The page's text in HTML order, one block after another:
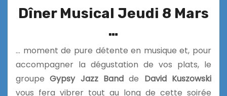
Dîner Musical Jeudi 8 Mars
…
… moment de pure détente en musique et, pour
accompagner la dégustation de vos plats, le
groupeGypsy Jazz Band de David Kuszowski
vous fera vibrer tout au long de cette soirée